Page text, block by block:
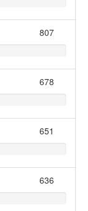
807
678
651
636